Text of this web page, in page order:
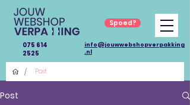
info@jouwwebshopverpakking
.nl
075 614
2525
Spoed?
/ Post
Post